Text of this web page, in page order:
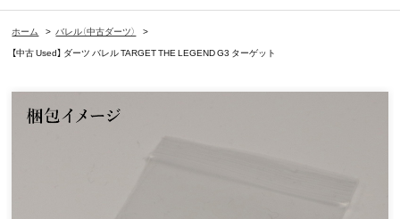
ホーム > バレル（中古ダーツ）
>
【中古 Used】 ダーツ バレル TARGET THE LEGEND G3 ターゲット